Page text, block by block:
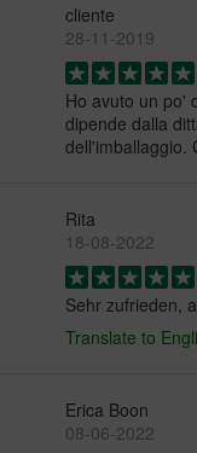
cliente
28-11-2019
Ho avuto un po'
dipende dalla
dell'imballaggio.
Rita
18-08-2022
Sehr zufrieden,
Translate to
Erica Boon
08-06-2022